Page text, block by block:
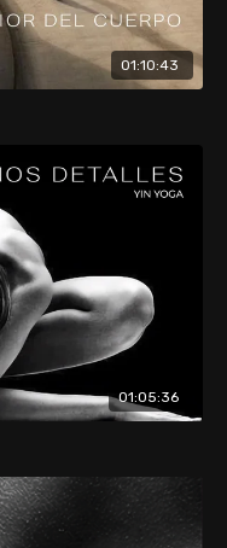
01:10:43
01:05:36